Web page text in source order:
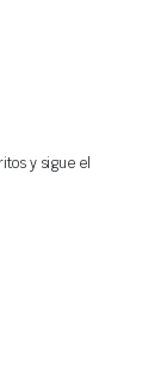
y sigue el